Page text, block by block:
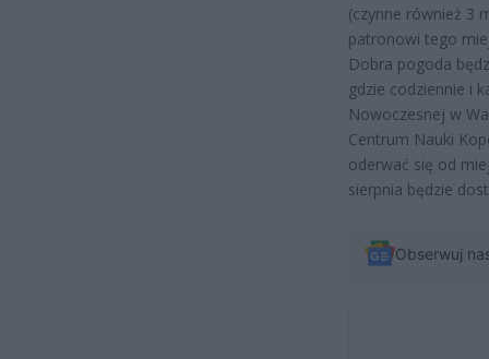
(czynne również 3
patronowi tego
Dobra pogoda
gdzie codziennie i
Nowoczesnej w
Centrum Nauki
oderwać się od
sierpnia będzie
Obserwuj